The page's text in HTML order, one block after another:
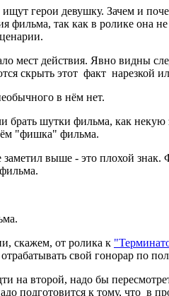
герои девушку. Зачем и
так как в ролике она не
мест действия. Явно видны
скрыть этот факт нарезкой
в нём нет.
шутки фильма, как
"фишка" фильма.
выше - это плохой знак.
скажем, от ролика к
свой гонорар по
на второй, надо бы
подготовится к тому, что в